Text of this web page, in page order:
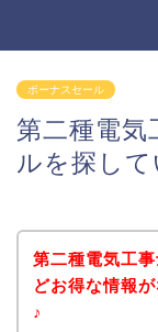
ボーナスセール
第二種電気
ルを探し
第二種電気工
どお得な情報
♪